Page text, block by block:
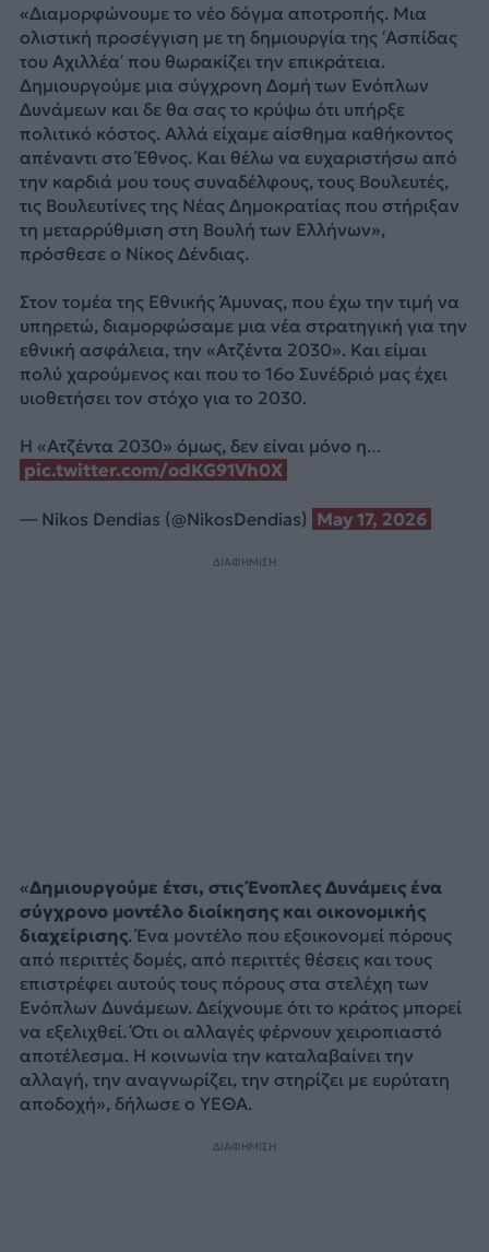
«Διαμορφώνουμε το νέο δόγμα αποτροπής. Μια
ολιστική προσέγγιση με τη δημιουργία της ‘Ασπίδας
του Αχιλλέα’ που θωρακίζει την επικράτεια.
Δημιουργούμε μια σύγχρονη Δομή των Ενόπλων
Δυνάμεων και δε θα σας το κρύψω ότι υπήρξε
πολιτικό κόστος. Αλλά είχαμε αίσθημα καθήκοντος
απέναντι στο Έθνος. Και θέλω να ευχαριστήσω από
την καρδιά μου τους συναδέλφους, τους Βουλευτές,
τις Βουλευτίνες της Νέας Δημοκρατίας που στήριξαν
τη μεταρρύθμιση στη Βουλή των Ελλήνων»,
πρόσθεσε ο Νίκος Δένδιας.
Στον τομέα της Εθνικής Άμυνας, που έχω την τιμή να
υπηρετώ, διαμορφώσαμε μια νέα στρατηγική για την
εθνική ασφάλεια, την «Ατζέντα 2030». Και είμαι
πολύ χαρούμενος και που το 16ο Συνέδριό μας έχει
υιοθετήσει τον στόχο για το 2030.
Η «Ατζέντα 2030» όμως, δεν είναι μόνο η…
pic.twitter.com/odKG91Vh0X
— Nikos Dendias (@NikosDendias) May 17, 2026
ΔΙΑΦΗΜΙΣΗ
«Δημιουργούμε έτσι, στις Ένοπλες Δυνάμεις ένα
σύγχρονο μοντέλο διοίκησης και οικονομικής
διαχείρισης. Ένα μοντέλο που εξοικονομεί πόρους
από περιττές δομές, από περιττές θέσεις και τους
επιστρέφει αυτούς τους πόρους στα στελέχη των
Ενόπλων Δυνάμεων. Δείχνουμε ότι το κράτος μπορεί
να εξελιχθεί. Ότι οι αλλαγές φέρνουν χειροπιαστό
αποτέλεσμα. Η κοινωνία την καταλαβαίνει την
αλλαγή, την αναγνωρίζει, την στηρίζει με ευρύτατη
αποδοχή», δήλωσε ο ΥΕΘΑ.
ΔΙΑΦΗΜΙΣΗ